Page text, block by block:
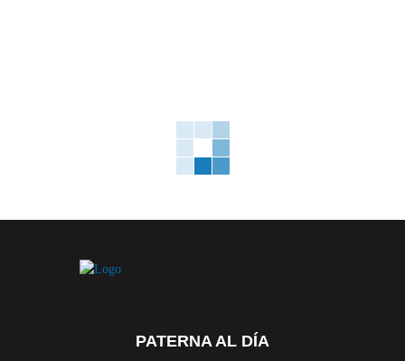
PATERNA AL DÍA